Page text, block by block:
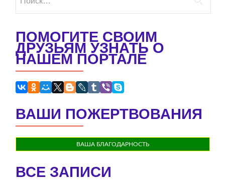
ПОМОГИТЕ СВОИМ
ДРУЗЬЯМ УЗНАТЬ О
НАШЕМ ПОРТАЛЕ
ВАШИ ПОЖЕРТВОВАНИЯ
ВАША БЛАГОДАРНОСТЬ
ВСЕ ЗАПИСИ